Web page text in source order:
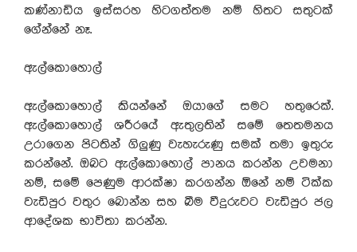
කණ්නාඩිය ඉස්සරහ හිටගත්තම නම් හිතට සතුටක්
ගේන්නේ නෑ.
ඇල්කොහොල්
ඇල්කොහොල් කියන්නේ ඔයාගේ සමට හතුරෙක්.
ඇල්කොහොල් ශරීරයේ ඇතුලතින් සමේ තෙතමනය
උරාගෙන පිටතින් ගිලුණු වැහැරුණු සමක් තමා ඉතුරු
කරන්නේ. ඔබට ඇල්කොහොල් පානය කරන්න උවමනා
නම්, සමේ පෙණුම ආරක්ෂා කරගන්න ඕනේ නම් ටික්ක
වැඩිපුර වතුර බොන්න සහ බීම වීදුරුවට වැඩිපුර ජල
ආදේශක භාවිතා කරන්න.